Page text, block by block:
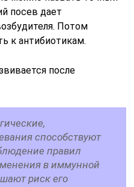
посев дает
Потом
к антибиотикам.
после
способствуют
правил
в иммунной
риск его